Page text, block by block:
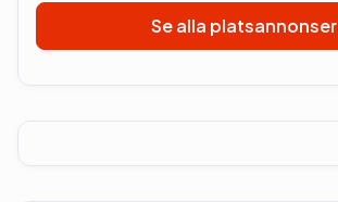
Se alla platsannonser